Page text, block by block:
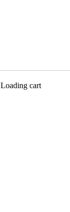
Loading cart